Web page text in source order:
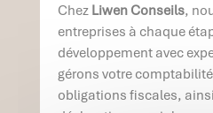
Chez Liwen Conseils,
entreprises à chaque
développement avec
gérons votre
obligations fiscales,